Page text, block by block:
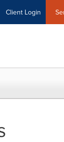
Client Login